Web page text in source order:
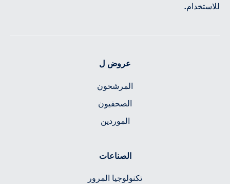
للاستخدام.
عروض ل
المرشحون
الصحفيون
الموردين
الصناعات
تكنولوجيا المرور